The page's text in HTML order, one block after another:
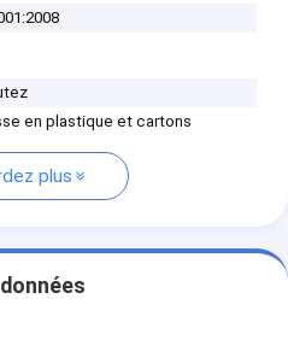
en plastique et cartons
plus